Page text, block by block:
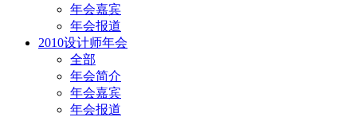
年会嘉宾
年会报道
2010设计师年会
全部
年会简介
年会嘉宾
年会报道